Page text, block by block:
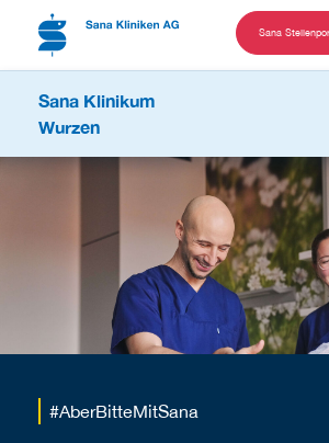
Sana
Sana Klinikum
Wurzen
#AberBitteMitSana